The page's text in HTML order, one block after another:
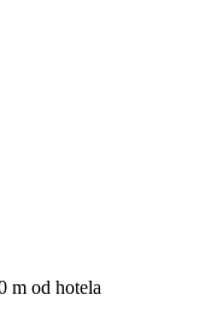
m od hotela